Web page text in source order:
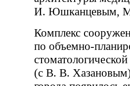
И. Юшканцевым,
Комплекс
по объемно-
(с В. В.